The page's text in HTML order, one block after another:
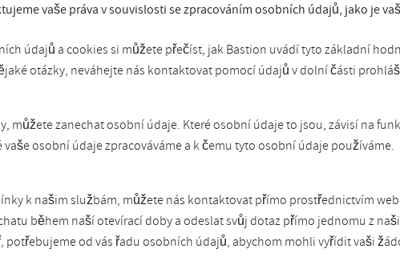
vaše práva v souvislosti se zpracováním osobních údajů, jako je
údajů a cookies si můžete přečíst, jak Bastion uvádí tyto základní
otázky, neváhejte nás kontaktovat pomocí údajů v dolní části
můžete zanechat osobní údaje. Které osobní údaje to jsou, závisí na
osobní údaje zpracováváme a k čemu tyto osobní údaje používáme.
k našim službám, můžete nás kontaktovat přímo prostřednictvím
během naší otevírací doby a odeslat svůj dotaz přímo jednomu z
od vás řadu osobních údajů, abychom mohli vyřídit vaši